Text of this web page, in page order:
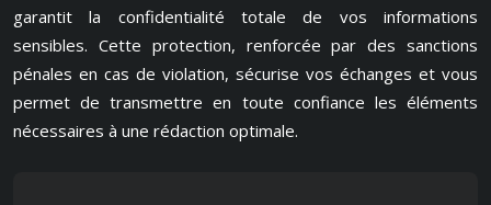
garantit la confidentialité totale de vos informations
sensibles. Cette protection, renforcée par des sanctions
pénales en cas de violation, sécurise vos échanges et vous
permet de transmettre en toute confiance les éléments
nécessaires à une rédaction optimale.